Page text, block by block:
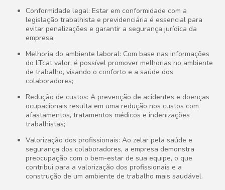
Conformidade legal: Estar em conformidade com a
legislação trabalhista e previdenciária é essencial para
evitar penalizações e garantir a segurança jurídica da
empresa;
Melhoria do ambiente laboral: Com base nas informações
do LTcat valor, é possível promover melhorias no ambiente
de trabalho, visando o conforto e a saúde dos
colaboradores;
Redução de custos: A prevenção de acidentes e doenças
ocupacionais resulta em uma redução nos custos com
afastamentos, tratamentos médicos e indenizações
trabalhistas;
Valorização dos profissionais: Ao zelar pela saúde e
segurança dos colaboradores, a empresa demonstra
preocupação com o bem-estar de sua equipe, o que
contribui para a valorização dos profissionais e a
construção de um ambiente de trabalho mais saudável.